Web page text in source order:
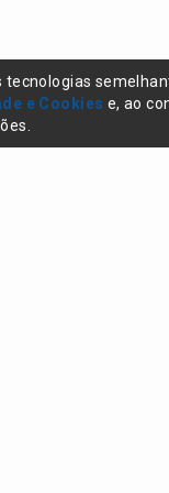
e Cookies e, ao